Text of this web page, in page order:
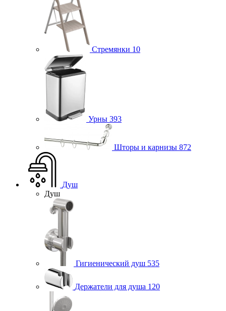
Стремянки 10
Урны 393
Шторы и карнизы 872
Душ
Душ
Гигиенический душ 535
Держатели для душа 120